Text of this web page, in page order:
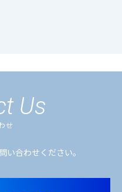
Us
せ
い合わせください。